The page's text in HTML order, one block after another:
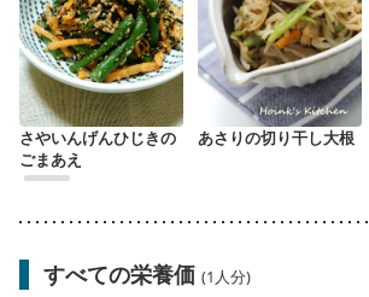
さやいんげんひじきの
ごまあえ
あさりの切り干し大根
すべての栄養価 (1人分)